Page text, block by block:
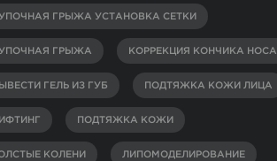
ГРЫЖА УСТАНОВКА СЕТКИ
ГРЫЖА КОРРЕКЦИЯ КОНЧИКА НОСА
ГЕЛЬ ИЗ ГУБ ПОДТЯЖКА КОЖИ ЛИЦА
ПОДТЯЖКА КОЖИ
КОЛЕНИ ЛИПОМОДЕЛИРОВАНИЕ